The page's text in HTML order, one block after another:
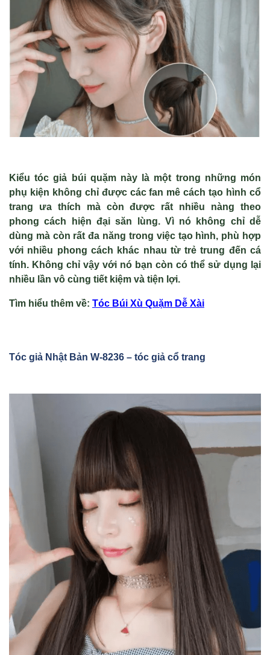
Kiểu tóc giả búi quặm này là một trong những món
phụ kiện không chỉ được các fan mê cách tạo hình cổ
trang ưa thích mà còn được rất nhiều nàng theo
phong cách hiện đại săn lùng. Vì nó không chỉ dễ
dùng mà còn rất đa năng trong việc tạo hình, phù hợp
với nhiều phong cách khác nhau từ trẻ trung đến cá
tính. Không chỉ vậy với nó bạn còn có thể sử dụng lại
nhiều lần vô cùng tiết kiệm và tiện lợi.
Tìm hiểu thêm về: Tóc Búi Xù Quặm Dễ Xài
Tóc giả Nhật Bản W-8236 – tóc giả cổ trang